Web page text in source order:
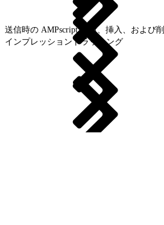
送信時の AMPscript 更新、挿入、および
インプレッショントラッキング